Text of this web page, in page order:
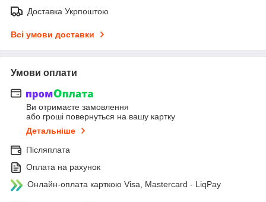
Доставка Укрпоштою
Всі умови доставки
Умови оплати
Ви отримаєте замовлення
або гроші повернуться на вашу картку
Детальніше
Післяплата
Оплата на рахунок
Онлайн-оплата карткою Visa, Mastercard - LiqPay